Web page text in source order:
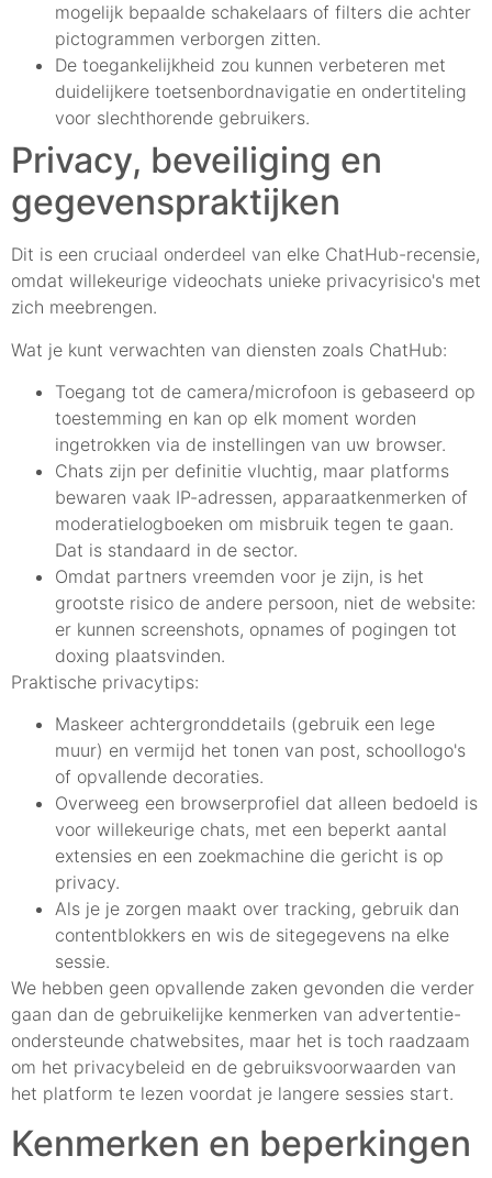
mogelijk bepaalde schakelaars of filters die achter
pictogrammen verborgen zitten.
De toegankelijkheid zou kunnen verbeteren met
duidelijkere toetsenbordnavigatie en ondertiteling
voor slechthorende gebruikers.
Privacy, beveiliging en
gegevenspraktijken
Dit is een cruciaal onderdeel van elke ChatHub-recensie,
omdat willekeurige videochats unieke privacyrisico's met
zich meebrengen.
Wat je kunt verwachten van diensten zoals ChatHub:
Toegang tot de camera/microfoon is gebaseerd op
toestemming en kan op elk moment worden
ingetrokken via de instellingen van uw browser.
Chats zijn per definitie vluchtig, maar platforms
bewaren vaak IP-adressen, apparaatkenmerken of
moderatielogboeken om misbruik tegen te gaan.
Dat is standaard in de sector.
Omdat partners vreemden voor je zijn, is het
grootste risico de andere persoon, niet de website:
er kunnen screenshots, opnames of pogingen tot
doxing plaatsvinden.
Praktische privacytips:
Maskeer achtergronddetails (gebruik een lege
muur) en vermijd het tonen van post, schoollogo's
of opvallende decoraties.
Overweeg een browserprofiel dat alleen bedoeld is
voor willekeurige chats, met een beperkt aantal
extensies en een zoekmachine die gericht is op
privacy.
Als je je zorgen maakt over tracking, gebruik dan
contentblokkers en wis de sitegegevens na elke
sessie.
We hebben geen opvallende zaken gevonden die verder
gaan dan de gebruikelijke kenmerken van advertentie-
ondersteunde chatwebsites, maar het is toch raadzaam
om het privacybeleid en de gebruiksvoorwaarden van
het platform te lezen voordat je langere sessies start.
Kenmerken en beperkingen